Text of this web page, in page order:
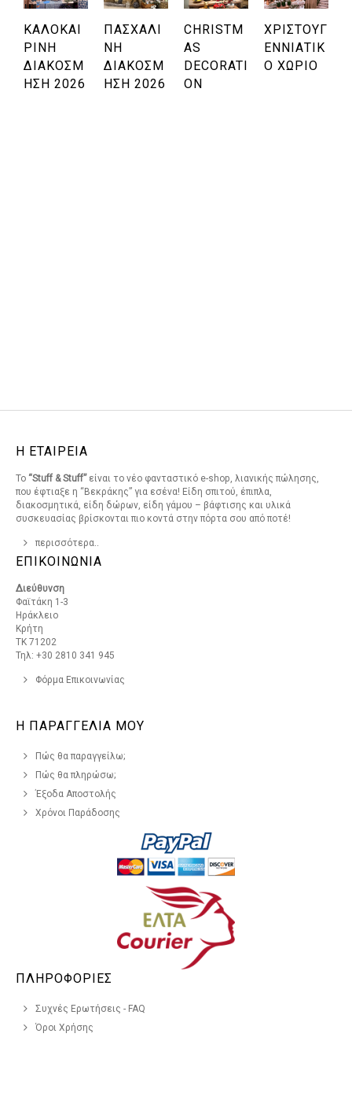
ΚΑΛΟΚΑΙ
ΡΙΝΉ
ΔΙΑΚΌΣΜ
ΗΣΗ 2026
ΠΑΣΧΑΛΙ
ΝΉ
ΔΙΑΚΌΣΜ
ΗΣΗ 2026
CHRISTM
AS
DECORATI
ON
ΧΡΙΣΤΟΥΓ
ΕΝΝΙΆΤΙΚ
Ο ΧΩΡΙΌ
Η ΕΤΑΙΡΕΙΑ
Το “Stuff & Stuff”είναι το νέο φανταστικό e-shop, λιανικής πώλησης,
που έφτιαξε η “Βεκράκης” για εσένα! Είδη σπιτού, έπιπλα,
διακοσμητικά, είδη δώρων, είδη γάμου – βάφτισης και υλικά
συσκευασίας βρίσκονται πιο κοντά στην πόρτα σου από ποτέ!
περισσότερα..
ΕΠΙΚΟΙΝΩΝΙΑ
Διεύθυνση
Φαϊτάκη 1-3
Ηράκλειο
Κρήτη
ΤΚ 71202
Τηλ: +30 2810 341 945
Φόρμα Επικοινωνίας
Η ΠΑΡΑΓΓΕΛΙΑ ΜΟΥ
Πώς θα παραγγείλω;
Πώς θα πληρώσω;
Έξοδα Αποστολής
Χρόνοι Παράδοσης
ΠΛΗΡΟΦΟΡΙΕΣ
Συχνές Ερωτήσεις - FAQ
Όροι Χρήσης